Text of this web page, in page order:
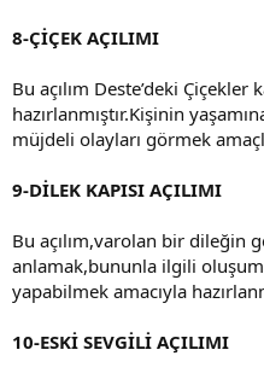
8-ÇİÇEK AÇILIMI
Bu açılım Deste’deki
hazırlanmıştır.Kişinin
müjdeli olayları görmek
9-DİLEK KAPISI AÇILIMI
Bu açılım,varolan bir dileğin
anlamak,bununla ilgili
yapabilmek amacıyla
10-ESKİ SEVGİLİ AÇILIMI